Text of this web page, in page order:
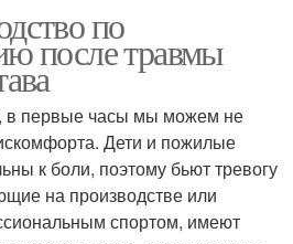
по
после травмы
в первые часы мы можем не
Дети и пожилые
к боли, поэтому бьют тревогу
на производстве или
спортом, имеют